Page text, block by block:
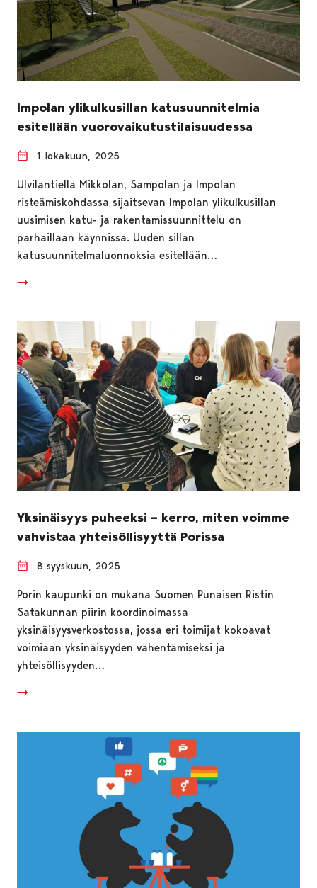
Impolan ylikulkusillan katusuunnitelmia
esitellään vuorovaikutustilaisuudessa
1 lokakuun, 2025
Ulvilantiellä Mikkolan, Sampolan ja Impolan
risteämiskohdassa sijaitsevan Impolan ylikulkusillan
uusimisen katu- ja rakentamissuunnittelu on
parhaillaan käynnissä. Uuden sillan
katusuunnitelmaluonnoksia esitellään…
Yksinäisyys puheeksi – kerro, miten voimme
vahvistaa yhteisöllisyyttä Porissa
8 syyskuun, 2025
Porin kaupunki on mukana Suomen Punaisen Ristin
Satakunnan piirin koordinoimassa
yksinäisyysverkostossa, jossa eri toimijat kokoavat
voimiaan yksinäisyyden vähentämiseksi ja
yhteisöllisyyden…